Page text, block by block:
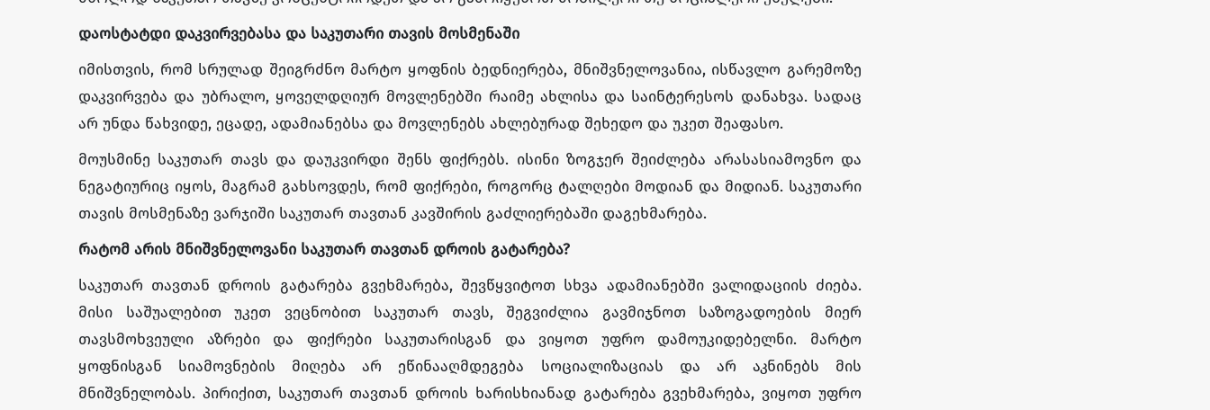
დაოსტატდი დაკვირვებასა და საკუთარი თავის მოსმენაში
იმისთვის, რომ სრულად შეიგრძნო მარტო ყოფნის ბედნიერება, მნიშვნელოვანია, ისწავლო გარემოზე
დაკვირვება და უბრალო, ყოველდღიურ მოვლენებში რაიმე ახლისა და საინტერესოს დანახვა. სადაც
არ უნდა წახვიდე, ეცადე, ადამიანებსა და მოვლენებს ახლებურად შეხედო და უკეთ შეაფასო.
მოუსმინე საკუთარ თავს და დაუკვირდი შენს ფიქრებს. ისინი ზოგჯერ შეიძლება არასასიამოვნო და
ნეგატიურიც იყოს, მაგრამ გახსოვდეს, რომ ფიქრები, როგორც ტალღები მოდიან და მიდიან. საკუთარი
თავის მოსმენაზე ვარჯიში საკუთარ თავთან კავშირის გაძლიერებაში დაგეხმარება.
რატომ არის მნიშვნელოვანი საკუთარ თავთან დროის გატარება?
საკუთარ თავთან დროის გატარება გვეხმარება, შევწყვიტოთ სხვა ადამიანებში ვალიდაციის ძიება.
მისი საშუალებით უკეთ ვეცნობით საკუთარ თავს, შეგვიძლია გავმიჯნოთ საზოგადოების მიერ
თავსმოხვეული აზრები და ფიქრები საკუთარისგან და ვიყოთ უფრო დამოუკიდებელნი. მარტო
ყოფნისგან სიამოვნების მიღება არ ეწინააღმდეგება სოციალიზაციას და არ აკნინებს მის
მნიშვნელობას. პირიქით, საკუთარ თავთან დროის ხარისხიანად გატარება გვეხმარება, ვიყოთ უფრო